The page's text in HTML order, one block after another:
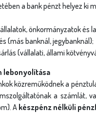
a bank pénzt helyez ki
önkormányzatok és
(más banknál, jegybanknál);
(vállalati, állami
lebonyolítása
közreműködnek a
a számlát,
A készpénz nélküli